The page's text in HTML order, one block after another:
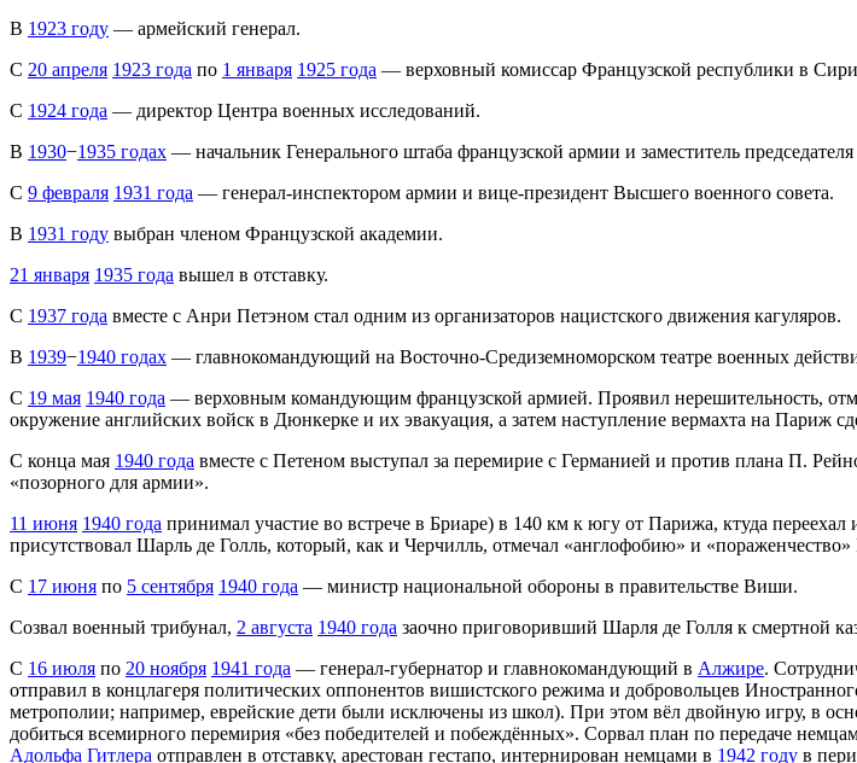
В 1923 году — армейский генерал.
С 20 апреля 1923 года по 1 января 1925 года — верховный комиссар Французской республики в
С 1924 года — директор Центра военных исследований.
В 1930−1935 годах — начальник Генерального штаба французской армии и заместитель
С 9 февраля 1931 года — генерал-инспектором армии и вице-президент Высшего военного совета.
В 1931 году выбран членом Французской академии.
21 января 1935 года вышел в отставку.
С 1937 года вместе с Анри Петэном стал одним из организаторов нацистского движения кагуляров.
В 1939−1940 годах — главнокомандующий на Восточно-Средиземноморском театре военных
С 19 мая 1940 года — верховным командующим французской армией. Проявил нерешительность,
окружение английских войск в Дюнкерке и их эвакуация, а затем наступление вермахта на Париж
С конца мая 1940 года вместе с Петеном выступал за перемирие с Германией и против плана П.
«позорного для армии».
11 июня 1940 года принимал участие во встрече в Бриаре) в 140 км к югу от Парижа, ктуда
присутствовал Шарль де Голль, который, как и Черчилль, отмечал «англофобию» и
С 17 июня по 5 сентября 1940 года — министр национальной обороны в правительстве Виши.
Созвал военный трибунал, 2 августа 1940 года заочно приговоривший Шарля де Голля к смертной
С 16 июля по 20 ноября 1941 года — генерал-губернатор и главнокомандующий в Алжире.
отправил в концлагеря политических оппонентов вишистского режима и добровольцев
метрополии; например, еврейские дети были исключены из школ). При этом вёл двойную игру, в
добиться всемирного перемирия «без победителей и побеждённых». Сорвал план по передаче
Адольфа Гитлера отправлен в отставку, арестован гестапо, интернирован немцами в 1942 году в